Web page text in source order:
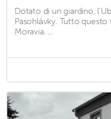
Dotato di un giardino,
Pasohlávky. Tutto questo
Moravia. ...